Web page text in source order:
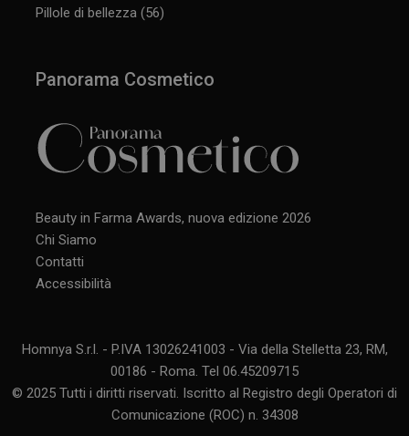
Pillole di bellezza (56)
Panorama Cosmetico
Beauty in Farma Awards, nuova edizione 2026
Chi Siamo
Contatti
Accessibilità
Homnya S.r.l. - P.IVA 13026241003 - Via della Stelletta 23, RM,
00186 - Roma. Tel 06.45209715
© 2025 Tutti i diritti riservati. Iscritto al Registro degli Operatori di
Comunicazione (ROC) n. 34308